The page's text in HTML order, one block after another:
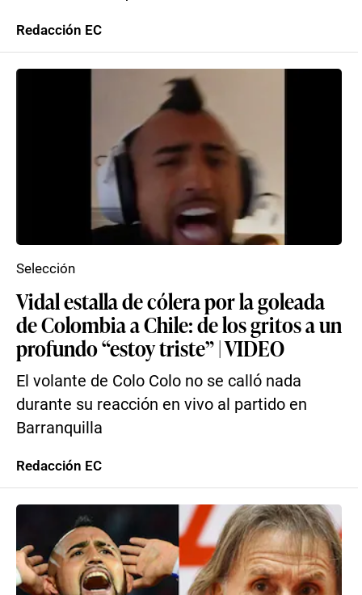
Redacción EC
Vidal estalla de cólera por la goleada
de Colombia a Chile: de los gritos a un
profundo “estoy triste” | VIDEO
El volante de Colo Colo no se calló nada
durante su reacción en vivo al partido en
Barranquilla
Selección
Redacción EC